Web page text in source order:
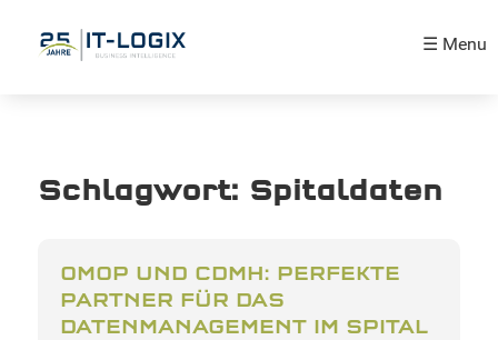
☰ Menu
Schlagwort: Spitaldaten
OMOP UND CDMH: PERFEKTE
PARTNER FÜR DAS
DATENMANAGEMENT IM SPITAL